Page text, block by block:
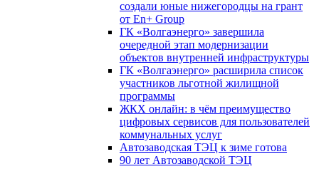
создали юные нижегородцы на грант
от En+ Group
ГК «Волгаэнерго» завершила
очередной этап модернизации
объектов внутренней инфраструктуры
ГК «Волгаэнерго» расширила список
участников льготной жилищной
программы
ЖКХ онлайн: в чём преимущество
цифровых сервисов для пользователей
коммунальных услуг
Автозаводская ТЭЦ к зиме готова
90 лет Автозаводской ТЭЦ